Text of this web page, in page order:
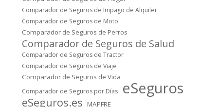
Comparador de Seguros de Impago de Alquiler
Comparador de Seguros de Moto
Comparador de Seguros de Perros
Comparador de Seguros de Salud
Comparador de Seguros de Tractor
Comparador de Seguros de Viaje
Comparador de Seguros de Vida
Comparador de Seguros por Días eSeguros
eSeguros.es MAPFRE